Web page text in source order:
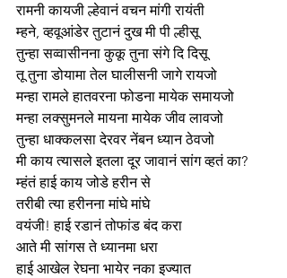
रामनी कायजी ल्हेवानं वचन मांगी रायंती
म्हने, व्हवूआंडेर तुटानं दुख मी पी ल्हीसू
तुन्हा सव्वासीनना कुकू तुना संगे दि दिसू
तू तुना डोयामा तेल घालीसनी जागे रायजो
मन्हा रामले हातवरना फोडना मायेक समायजो
मन्हा लक्सुमनले मायना मायेक जीव लावजो
तुन्हा धाक्कलसा देरवर नेंबन ध्यान ठेवजो
मी काय त्यासले इतला दूर जावानं सांग व्हतं का?
म्हंतं हाई काय जोडे हरीन से
तरीबी त्या हरीनना मांघे मांघे
वयंजी! हाई रडानं तोफांड बंद करा
आते मी सांगस ते ध्यानमा धरा
हाई आखेल रेघना भायेर नका इज्यात